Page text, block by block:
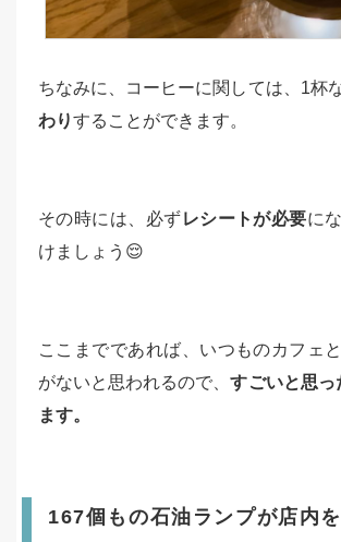
ちなみに、コーヒーに関しては、1杯
わりすることができます。
その時には、必ずレシートが必要に
けましょう😌
ここまでであれば、いつものカフェ
がないと思われるので、すごいと思っ
ます。
167個もの石油ランプが店内